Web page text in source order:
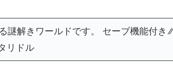
解きワールドです。 セーブ機能付き ⁄⁄
リドル